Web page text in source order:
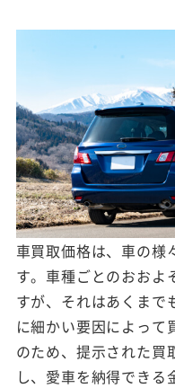
車買取価格は、車の様
す。車種ごとのおおよ
すが、それはあくまで
に細かい要因によって
のため、提示された買
し、愛車を納得できる